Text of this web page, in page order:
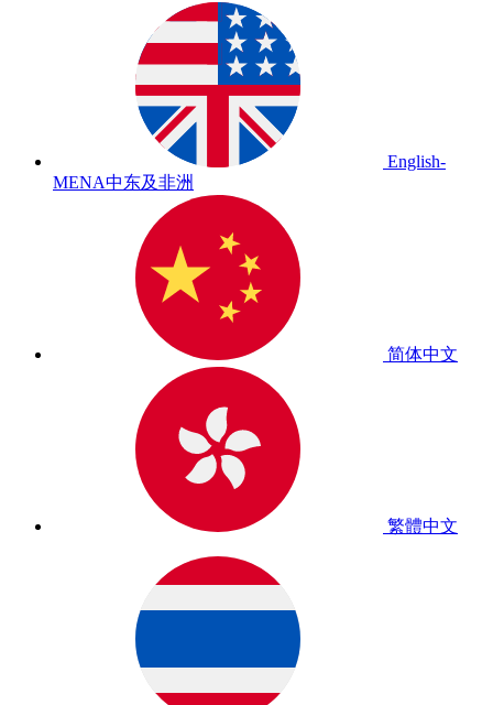
English-
MENA中东及非洲
简体中文
繁體中文